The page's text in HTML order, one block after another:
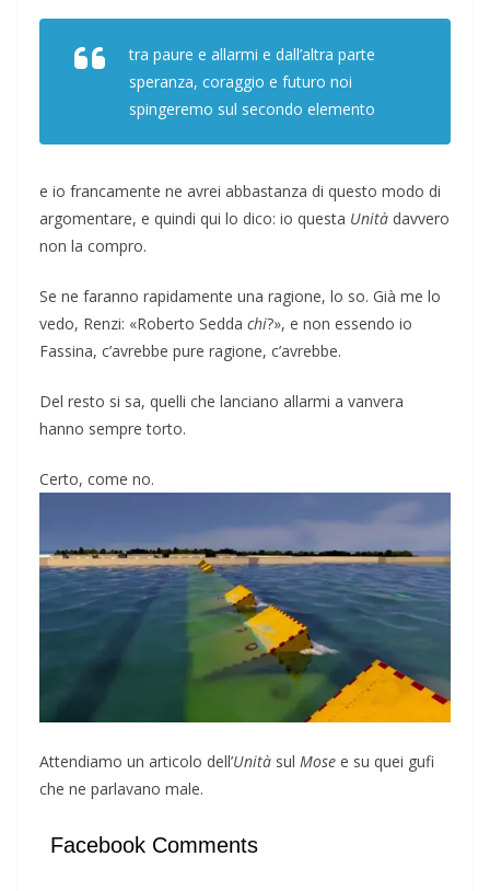
tra paure e allarmi e dall’altra parte
speranza, coraggio e futuro noi
spingeremo sul secondo elemento
e io francamente ne avrei abbastanza di questo modo di
argomentare, e quindi qui lo dico: io questa Unità davvero
non la compro.
Se ne faranno rapidamente una ragione, lo so. Già me lo
vedo, Renzi: «Roberto Sedda chi?», e non essendo io
Fassina, c’avrebbe pure ragione, c’avrebbe.
Del resto si sa, quelli che lanciano allarmi a vanvera
hanno sempre torto.
Certo, come no.
Attendiamo un articolo dell’Unità sul Mose e su quei gufi
che ne parlavano male.
Facebook Comments